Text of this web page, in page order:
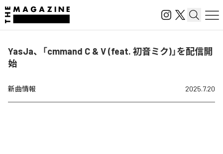
YasJa、「cmmand C & V (feat. 初音ミク)」を配信開
始
新曲情報 2025.7.20